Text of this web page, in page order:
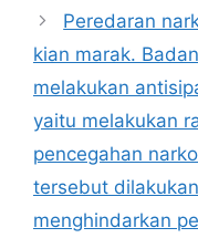
Peredaran
kian marak.
melakukan
yaitu melakukan
pencegahan
tersebut
menghindarkan